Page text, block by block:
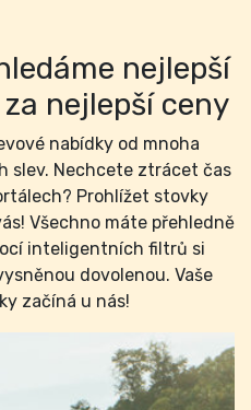
nejlepší
nejlepší ceny
nabídky od mnoha
slev. Nechcete ztrácet čas
Prohlížet stovky
Všechno máte přehledně
inteligentních filtrů si
dovolenou. Vaše
začíná u nás!